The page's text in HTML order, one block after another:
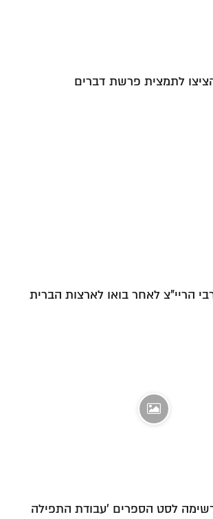
לתמצית פרשת דברים
הריי"צ לאחר בואו לארצות הברית
לסט הספרים 'עבודת התפילה